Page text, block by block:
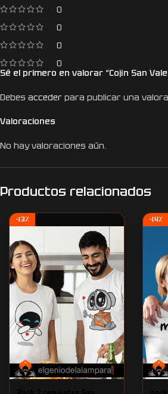
0
0
0
0
Valoraciones
No hay valoraciones aún.
Sé el primero en valorar “Cojín San
Debes acceder para publicar una
Productos relacionados
-13% -14%